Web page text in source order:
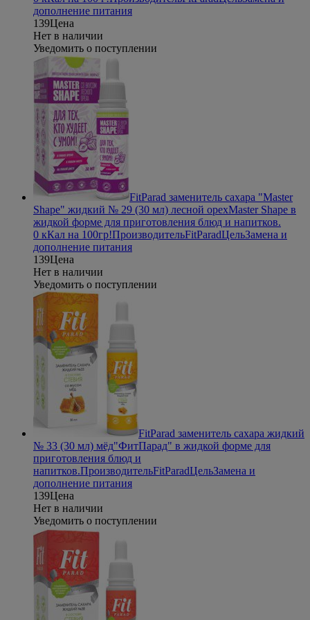
дополнение питания
139Цена
Нет в наличии
Уведомить о поступлении
FitParad заменитель сахара "Master
Shape" жидкий № 29 (30 мл) лесной орехMaster Shape в
жидкой форме для приготовления блюд и напитков.
0 кКал на 100гр!ПроизводительFitParadЦельЗамена и
дополнение питания
139Цена
Нет в наличии
Уведомить о поступлении
FitParad заменитель сахара жидкий
№ 33 (30 мл) мёд"ФитПарад" в жидкой форме для
приготовления блюд и
напитков.ПроизводительFitParadЦельЗамена и
дополнение питания
139Цена
Нет в наличии
Уведомить о поступлении